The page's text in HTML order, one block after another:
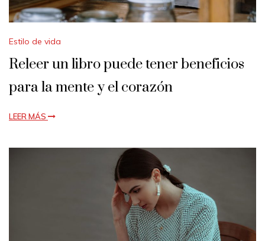
Estilo de vida
Releer un libro puede tener beneficios
para la mente y el corazón
LEER MÁS